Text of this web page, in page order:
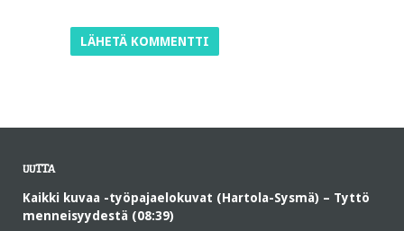
UUTTA
Kaikki kuvaa -työpajaelokuvat (Hartola-Sysmä) – Tyttö
menneisyydestä (08:39)